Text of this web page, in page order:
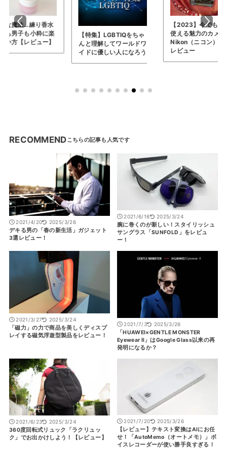
集】LGBTIQをちゃ
理解してワールドワ
に優しい人になろう
【2023】今でも現役で
使える魅力のカメラ…
Nikon（ニコン） D3を
レビュー
レビュー記事100
記念！筆者の選ぶ
トガジェット
RECOMMEND
2021/4/20 2025/3/26
デキる男の「春の新生活」ガジェット
3選レビュー！
2021/6/16 2025/3/24
腕に巻くのが新しい！スタイリッシュ
サングラス「SUNFOLD」をレビュ
ー！
2021/3/27 2025/3/24
「磁力」の力で商品を美しくディスプ
レイする磁気浮遊型製品をレビュー！
2021/7/3 2025/3/26
「HUAWEI×GENTLE MONSTER
Eyewear Ⅱ」はGoogle Glass以来の再
発明になるか？
2021/6/23 2025/3/24
360度回転式リュック「ラクリュッ
ク」でお出かけしよう！【レビュー】
2021/7/20 2025/3/26
【レビュー】テキスト変換はAIにお任
せ！「AutoMemo（オートメモ）」ボ
イスレコーダーが使い勝手良すぎる！